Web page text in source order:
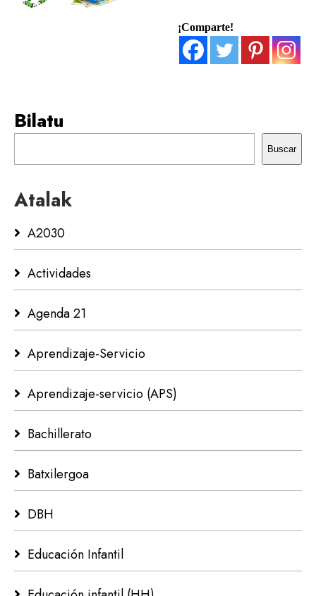
¡Comparte!
Bilatu
Buscar
Atalak
A2030
Actividades
Agenda 21
Aprendizaje-Servicio
Aprendizaje-servicio (APS)
Bachillerato
Batxilergoa
DBH
Educación Infantil